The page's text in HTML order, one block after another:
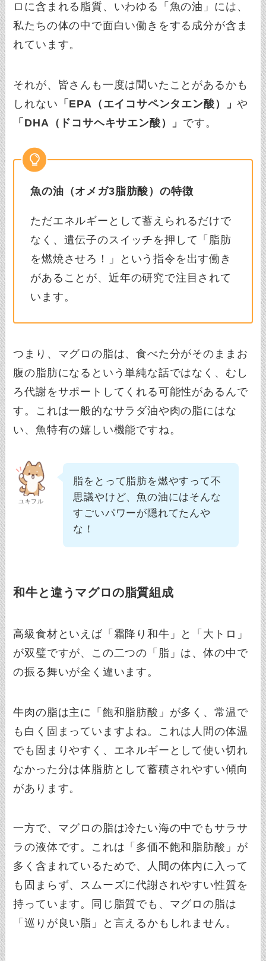
ロに含まれる脂質、いわゆる「魚の油」には、
私たちの体の中で面白い働きをする成分が含ま
れています。
それが、皆さんも一度は聞いたことがあるかも
しれない 「EPA（エイコサペンタエン酸）」や
「DHA（ドコサヘキサエン酸）」 です。
魚の油（オメガ3脂肪酸）の特徴
ただエネルギーとして蓄えられるだけで
なく、遺伝子のスイッチを押して「脂肪
を燃焼させろ！」という指令を出す働き
があることが、近年の研究で注目されて
います。
つまり、マグロの脂は、食べた分がそのままお
腹の脂肪になるという単純な話ではなく、むし
ろ代謝をサポートしてくれる可能性があるんで
す。これは一般的なサラダ油や肉の脂にはな
い、魚特有の嬉しい機能ですね。
ユキフル
脂をとって脂肪を燃やすって不
思議やけど、魚の油にはそんな
すごいパワーが隠れてたんや
な！
和牛と違うマグロの脂質組成
高級食材といえば「霜降り和牛」と「大トロ」
が双璧ですが、この二つの「脂」は、体の中で
の振る舞いが全く違います。
牛肉の脂は主に「飽和脂肪酸」が多く、常温で
も白く固まっていますよね。これは人間の体温
でも固まりやすく、エネルギーとして使い切れ
なかった分は体脂肪として蓄積されやすい傾向
があります。
一方で、マグロの脂は冷たい海の中でもサラサ
ラの液体です。これは「多価不飽和脂肪酸」が
多く含まれているためで、人間の体内に入って
も固まらず、スムーズに代謝されやすい性質を
持っています。同じ脂質でも、マグロの脂は
「巡りが良い脂」と言えるかもしれません。